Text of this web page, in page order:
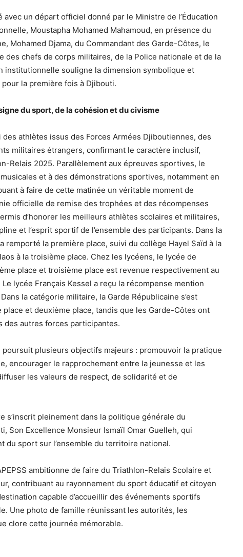
un départ officiel donné par le Ministre de l’Éducation
Moustapha Mohamed Mahamoud, en présence du
Mohamed Djama, du Commandant des Garde-Côtes, le
des chefs de corps militaires, de la Police nationale et de la
institutionnelle souligne la dimension symbolique et
la première fois à Djibouti.
du sport, de la cohésion et du civisme
athlètes issus des Forces Armées Djiboutiennes, des
militaires étrangers, confirmant le caractère inclusif,
Relais 2025. Parallèlement aux épreuves sportives, le
et à des démonstrations sportives, notamment en
à faire de cette matinée un véritable moment de
officielle de remise des trophées et des récompenses
d’honorer les meilleurs athlètes scolaires et militaires,
et l’esprit sportif de l’ensemble des participants. Dans la
remporté la première place, suivi du collège Hayel Saïd à la
à la troisième place. Chez les lycéens, le lycée de
place et troisième place est revenue respectivement au
lycée Français Kessel a reçu la récompense mention
la catégorie militaire, la Garde Républicaine s’est
et deuxième place, tandis que les Garde-Côtes ont
des autres forces participantes.
poursuit plusieurs objectifs majeurs : promouvoir la pratique
encourager le rapprochement entre la jeunesse et les
les valeurs de respect, de solidarité et de
s’inscrit pleinement dans la politique générale du
Son Excellence Monsieur Ismaïl Omar Guelleh, qui
du sport sur l’ensemble du territoire national.
ambitionne de faire du Triathlon-Relais Scolaire et
contribuant au rayonnement du sport éducatif et citoyen
capable d’accueillir des événements sportifs
Une photo de famille réunissant les autorités, les
clore cette journée mémorable.